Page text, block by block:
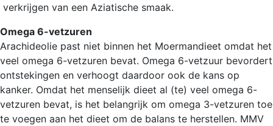
verkrijgen van een Aziatische smaak.
Omega 6-vetzuren
Arachideolie past niet binnen het Moermandieet omdat het
veel omega 6-vetzuren bevat. Omega 6-vetzuur bevordert
ontstekingen en verhoogt daardoor ook de kans op
kanker. Omdat het menselijk dieet al (te) veel omega 6-
vetzuren bevat, is het belangrijk om omega 3-vetzuren toe
te voegen aan het dieet om de balans te herstellen. MMV